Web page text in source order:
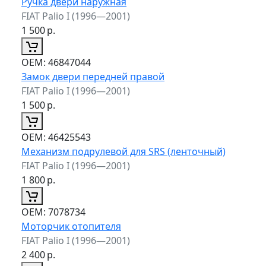
FIAT Palio I (1996—2001)
1 500р.
ОЕМ: 46847044
Замок двери передней правой
FIAT Palio I (1996—2001)
1 500р.
ОЕМ: 46425543
Механизм подрулевой для SRS (ленточный)
FIAT Palio I (1996—2001)
1 800р.
ОЕМ: 7078734
Моторчик отопителя
FIAT Palio I (1996—2001)
2 400р.